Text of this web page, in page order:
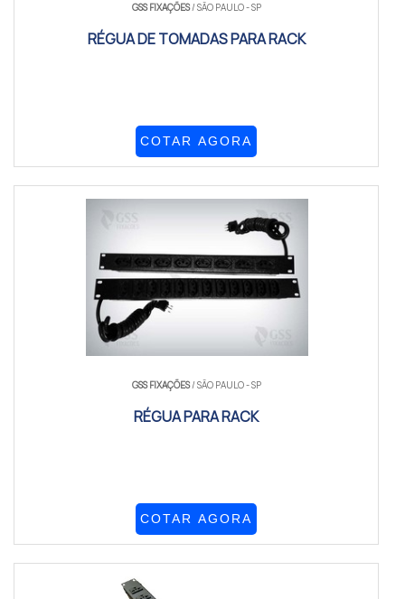
GSS FIXAÇÕES/ SÃO PAULO - SP
RÉGUA DE TOMADAS PARA RACK
COTAR AGORA
GSS FIXAÇÕES/ SÃO PAULO - SP
RÉGUA PARA RACK
COTAR AGORA